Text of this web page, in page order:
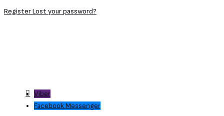
RegisterLost your password?
Viber
Facebook Messenger